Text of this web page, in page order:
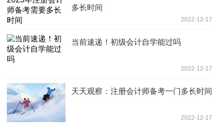
多长时间
2022-12-17
当前速递！初级会计自学能过吗
2022-12-17
天天观察：注册会计师备考一门多长时间
2022-12-17